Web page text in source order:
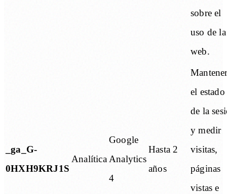
sobre el
uso de la
web.
_ga_G-
0HXH9KRJ1S
Analítica
Google
Analytics
4
Hasta 2
años
el estado
de la
y medir
visitas,
páginas
vistas e